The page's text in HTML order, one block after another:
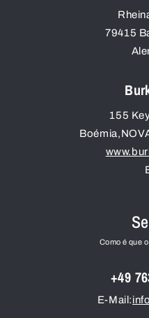
79415
155
Boémia,
Como é que
+49
E-Mail: